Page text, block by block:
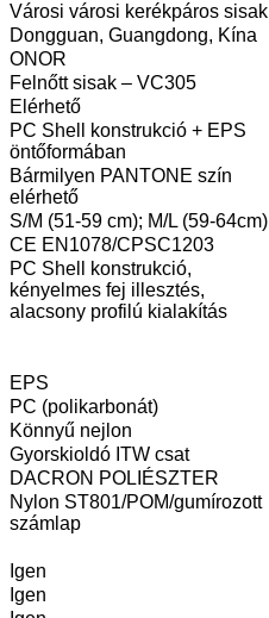
Városi városi kerékpáros sisak
Dongguan, Guangdong, Kína
ONOR
Felnőtt sisak – VC305
Elérhető
PC Shell konstrukció + EPS
öntőformában
Bármilyen PANTONE szín
elérhető
S/M (51-59 cm); M/L (59-64cm)
CE EN1078/CPSC1203
PC Shell konstrukció,
kényelmes fej illesztés,
alacsony profilú kialakítás
EPS
PC (polikarbonát)
Könnyű nejlon
Gyorskioldó ITW csat
DACRON POLIÉSZTER
Nylon ST801/POM/gumírozott
számlap
Igen
Igen